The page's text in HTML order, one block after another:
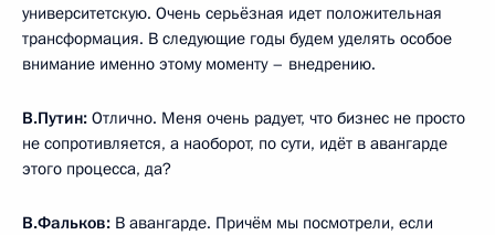
университетскую. Очень серьёзная идет положительная
трансформация. В следующие годы будем уделять особое
внимание именно этому моменту – внедрению.
В.Путин: Отлично. Меня очень радует, что бизнес не просто
не сопротивляется, а наоборот, по сути, идёт в авангарде
этого процесса, да?
В.Фальков: В авангарде. Причём мы посмотрели, если